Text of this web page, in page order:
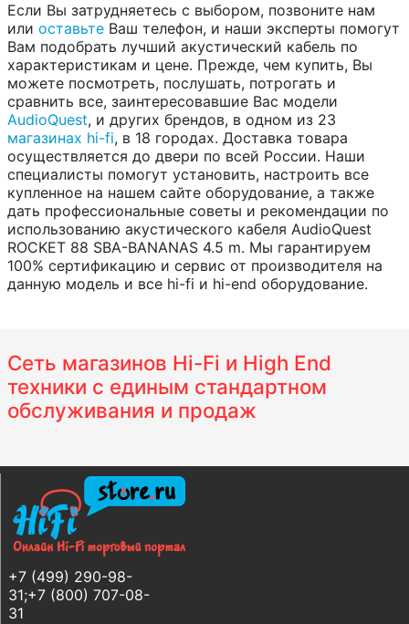
Если Вы затрудняетесь с выбором, позвоните нам
или оставьте Ваш телефон, и наши эксперты помогут
Вам подобрать лучший акустический кабель по
характеристикам и цене. Прежде, чем купить, Вы
можете посмотреть, послушать, потрогать и
сравнить все, заинтересовавшие Вас модели
AudioQuest, и других брендов, в одном из 23
магазинах hi-fi, в 18 городах. Доставка товара
осуществляется до двери по всей России. Наши
специалисты помогут установить, настроить все
купленное на нашем сайте оборудование, а также
дать профессиональные советы и рекомендации по
использованию акустического кабеля AudioQuest
ROCKET 88 SBA-BANANAS 4.5 m. Мы гарантируем
100% сертификацию и сервис от производителя на
данную модель и все hi-fi и hi-end оборудование.
Сеть магазинов Hi-Fi и High End
техники с единым стандартном
обслуживания и продаж
+7 (499) 290-98-
31;+7 (800) 707-08-
31